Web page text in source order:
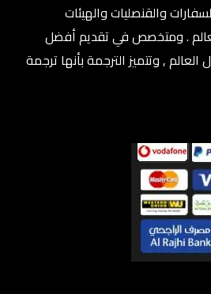
والقنصليات والهيئات
. ومتخصص في تقديم أفضل
من 50 لغة حول العالم , وتتميز الترجمة بأنها ترجمة